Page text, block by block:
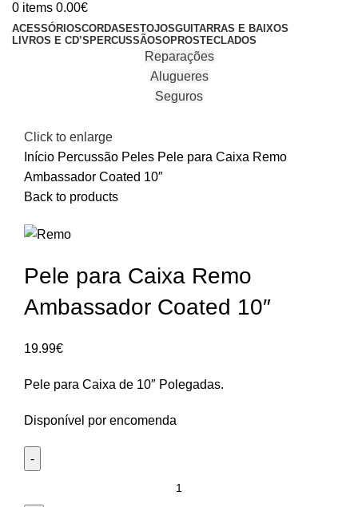
0 items 0.00€
ACESSÓRIOSCORDAS ESTOJOSGUITARRAS E BAIXOS
LIVROS E CD’S PERCUSSÃOSOPROSTECLADOS
Reparações
Alugueres
Seguros
Click to enlarge
Início Percussão Peles Pele para Caixa Remo
Ambassador Coated 10″
Back to products
Pele para Caixa Remo
Ambassador Coated 10″
19.99€
Pele para Caixa de 10″ Polegadas.
Disponível por encomenda